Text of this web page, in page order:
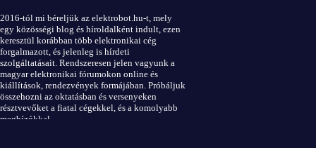
2016-tól mi béreljük az elektrobot.hu-t, mely
egy közösségi blog és híroldalként indult, ezen
keresztül korábban több elektronikai cég
forgalmazott, és jelenleg is hírdeti
szolgáltatásait. Rendszeresen jelen vagyunk a
magyar elektronikai fórumokon online és
kiállítások, rendezvények formájában. Próbáljuk
összehozni az oktatásban és versenyeken
résztvevőket a fiatal cégekkel, és a komolyabb
megbízókkal.